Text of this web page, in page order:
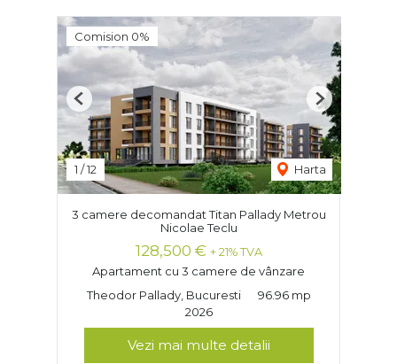
Comision 0%
1 /12 Harta
Previous Next
3 camere decomandat Titan Pallady Metrou
Nicolae Teclu
128,500 € + 21% TVA
Apartament cu 3 camere de vânzare
Theodor Pallady, Bucuresti
96.96 mp
2026
Vezi mai multe detalii